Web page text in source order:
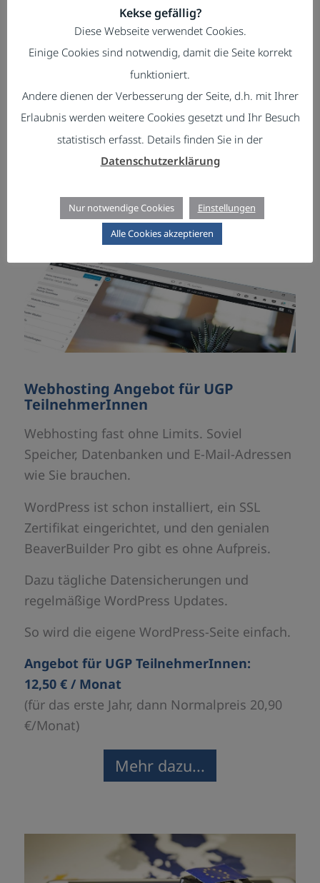
Muss ich mir die Datenschutzerklärung
bestätigen lassen?
Was ist beim Einbetten von YouTube
Videos zu beachten?
Sind öffentliche WLANs unsicher?
Webhosting Angebot für UGP
TeilnehmerInnen
Webhosting fast ohne Limits. Soviel
Speicher, Datenbanken und E-Mail-Adressen
wie Sie brauchen.
WordPress ist schon installiert, ein SSL
Zertifikat eingerichtet, und den genialen
BeaverBuilder Pro gibt es ohne Aufpreis.
Dazu tägliche Datensicherungen und
regelmäßige WordPress Updates.
So wird die eigene WordPress-Seite einfach.
Angebot für UGP TeilnehmerInnen:
12,50 € / Monat
(für das erste Jahr, dann Normalpreis 20,90
€/Monat)
Mehr dazu...
Kekse gefällig?
Diese Webseite verwendet Cookies.
Einige Cookies sind notwendig, damit die Seite korrekt
funktioniert.
Andere dienen der Verbesserung der Seite, d.h. mit Ihrer
Erlaubnis werden weitere Cookies gesetzt und Ihr Besuch
statistisch erfasst. Details finden Sie in der
Datenschutzerklärung
Nur notwendige Cookies
Einstellungen
Alle Cookies akzeptieren